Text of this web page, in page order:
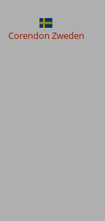
Corendon Zweden